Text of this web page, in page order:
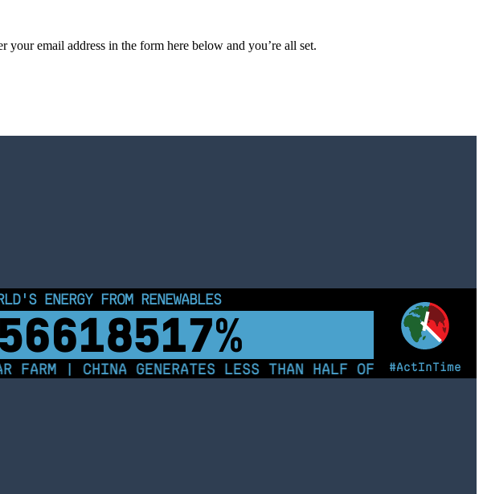
email address in the form here below and you’re all set.
#ActInTime
ENERGY FROM RENEWABLES
| CHINA GENERATES LESS THAN HALF OF ITS